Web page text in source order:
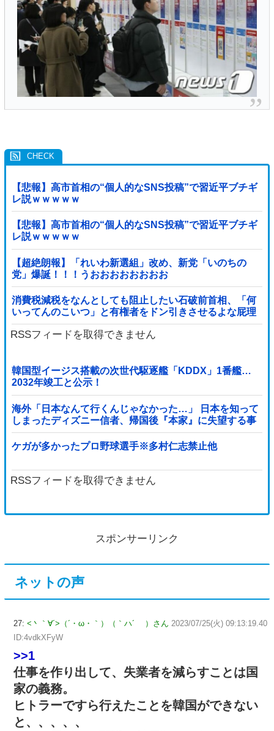
【悲報】高市首相の“個人的なSNS投稿”で習近平ブチギ
レ説ｗｗｗｗｗ
【悲報】高市首相の“個人的なSNS投稿”で習近平ブチギ
レ説ｗｗｗｗｗ
【超絶朗報】「れいわ新選組」改め、新党「いのちの
党」爆誕！！！うおおおおおおおお
消費税減税をなんとしても阻止したい石破前首相、「何
いってんのこいつ」と有権者をドン引きさせるよな屁理
屈を……
RSSフィードを取得できません
韓国型イージス搭載の次世代駆逐艦「KDDX」1番艦…
2032年竣工と公示！
海外「日本なんて行くんじゃなかった…」 日本を知って
しまったディズニー信者、帰国後『本家』に失望する事
態に
ケガが多かったプロ野球選手※多村仁志禁止他
RSSフィードを取得できません
スポンサーリンク
ネットの声
27: <丶｀∀´>（´・ω・｀）（｀ハ´ ）さん 2023/07/25(火) 09:13:19.40
ID:4vdkXFyW
>>1
仕事を作り出して、失業者を減らすことは国
家の義務。
ヒトラーですら行えたことを韓国ができない
と、、、、、